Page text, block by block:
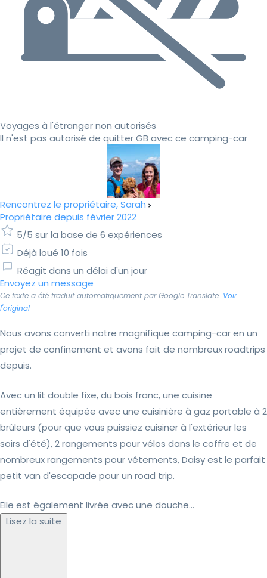
Voyages à l'étranger non autorisés
Il n'est pas autorisé de quitter GB avec ce camping-car
Rencontrez le propriétaire, Sarah
Propriétaire depuis février 2022
5/5 sur la base de 6 expériences
Déjà loué 10 fois
Réagit dans un délai d'un jour
Envoyez un message
Ce texte a été traduit automatiquement par Google Translate. Voir
l'original
Nous avons converti notre magnifique camping-car en un
projet de confinement et avons fait de nombreux roadtrips
depuis.
Avec un lit double fixe, du bois franc, une cuisine
entièrement équipée avec une cuisinière à gaz portable à 2
brûleurs (pour que vous puissiez cuisiner à l'extérieur les
soirs d'été), 2 rangements pour vélos dans le coffre et de
nombreux rangements pour vêtements, Daisy est le parfait
petit van d'escapade pour un road trip.
Elle est également livrée avec une douche...
Lisez la suite